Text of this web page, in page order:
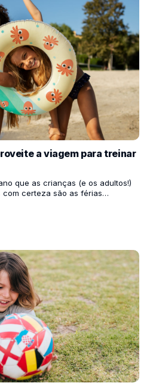
a viagem para treinar
que as crianças (e os adultos!)
com certeza são as férias
uns dias, se divertir e, acima de
aos nossos filhos que o
apenas olhando para a lous